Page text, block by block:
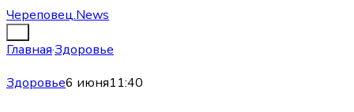
Череповец.News
Главная·Здоровье
Здоровье6 июня11:40